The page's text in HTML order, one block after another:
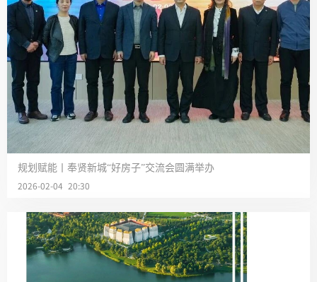
规划赋能丨奉贤新城“好房子”交流会圆满举办
2026-02-04 20:30